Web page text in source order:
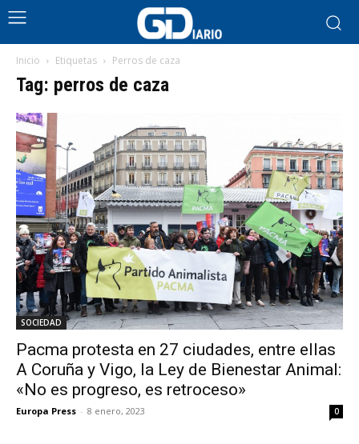
Inicio Etiquetas Perros de caza
Tag: perros de caza
SOCIEDAD
Pacma protesta en 27 ciudades, entre ellas
A Coruña y Vigo, la Ley de Bienestar Animal:
«No es progreso, es retroceso»
Europa Press - 8 enero, 2023 0